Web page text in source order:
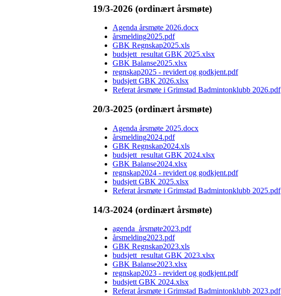
19/3-2026 (ordinært årsmøte)
Agenda årsmøte 2026.docx
årsmelding2025.pdf
GBK Regnskap2025.xls
budsjett_resultat GBK 2025.xlsx
GBK Balanse2025.xlsx
regnskap2025 - revidert og godkjent.pdf
budsjett GBK 2026.xlsx
Referat årsmøte i Grimstad Badmintonklubb 2026.pdf
20/3-2025 (ordinært årsmøte)
Agenda årsmøte 2025.docx
årsmelding2024.pdf
GBK Regnskap2024.xls
budsjett_resultat GBK 2024.xlsx
GBK Balanse2024.xlsx
regnskap2024 - revidert og godkjent.pdf
budsjett GBK 2025.xlsx
Referat årsmøte i Grimstad Badmintonklubb 2025.pdf
14/3-2024 (ordinært årsmøte)
agenda_årsmøte2023.pdf
årsmelding2023.pdf
GBK Regnskap2023.xls
budsjett_resultat GBK 2023.xlsx
GBK Balanse2023.xlsx
regnskap2023 - revidert og godkjent.pdf
budsjett GBK 2024.xlsx
Referat årsmøte i Grimstad Badmintonklubb 2023.pdf